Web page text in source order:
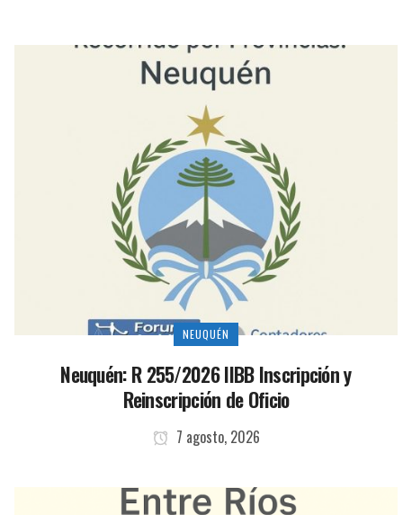
NEUQUÉN
Neuquén: R 255/2026 IIBB Inscripción y
Reinscripción de Oficio
7 agosto, 2026